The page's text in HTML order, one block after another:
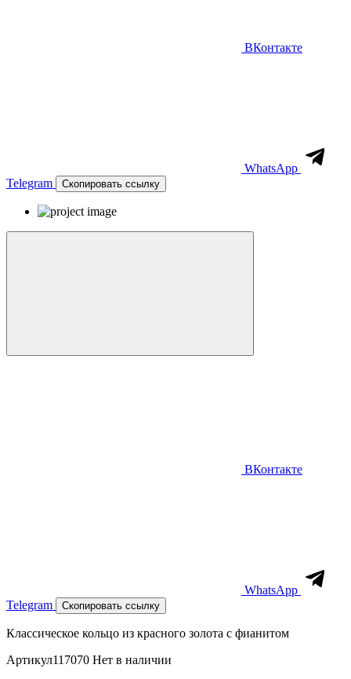
ВКонтакте
WhatsApp
Telegram
Скопировать ссылку
ВКонтакте
WhatsApp
Telegram
Скопировать ссылку
Классическое кольцо из красного золота с фианитом
Артикул117070 Нет в наличии